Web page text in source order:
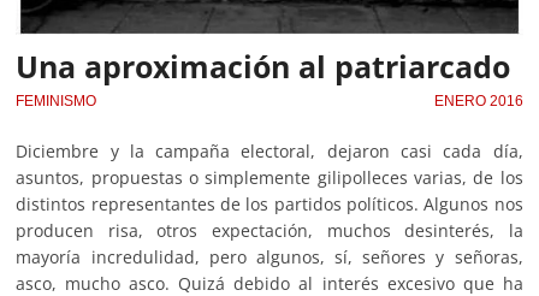
Una aproximación al patriarcado
FEMINISMO ENERO 2016
Diciembre y la campaña electoral, dejaron casi cada día,
asuntos, propuestas o simplemente gilipolleces varias, de los
distintos representantes de los partidos políticos. Algunos nos
producen risa, otros expectación, muchos desinterés, la
mayoría incredulidad, pero algunos, sí, señores y señoras,
asco, mucho asco. Quizá debido al interés excesivo que ha